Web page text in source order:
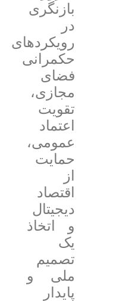
بازنگری
رویکردهای
حکمرانی
فضای
مجازی،
تقویت
اعتماد
عمومی،
حمایت
اقتصاد
دیجیتال
و اتخاذ
تصمیم
ملی و
پایدار